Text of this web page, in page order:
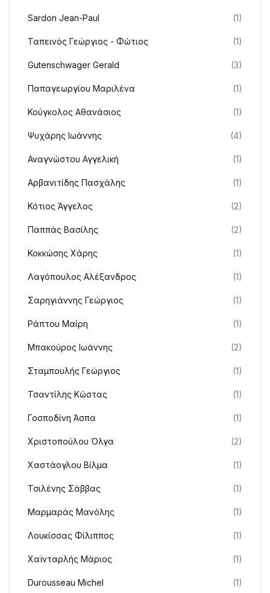
Sardon Jean-Paul (1)
Ταπεινός Γεώργιος - Φώτιος (1)
Gutenschwager Gerald (3)
Παπαγεωργίου Μαριλένα (1)
Κούγκολος Αθανάσιος (1)
Ψυχάρης Ιωάννης (4)
Αναγνώστου Αγγελική (1)
Αρβανιτίδης Πασχάλης (1)
Κότιος Άγγελος (2)
Παππάς Βασίλης (2)
Κοκκώσης Χάρης (1)
Λαγόπουλος Αλέξανδρος (1)
Σαρηγιάννης Γεώργιος (1)
Ράπτου Μαίρη (1)
Μπακούρος Ιωάννης (2)
Σταμπουλής Γεώργιος (1)
Τσαντίλης Κώστας (1)
Γοσποδίνη Άσπα (1)
Χριστοπούλου Όλγα (2)
Χαστάογλου Βίλμα (1)
Τσιλένης Σάββας (1)
Μαρμαράς Μανόλης (1)
Λουκίσσας Φίλιππος (1)
Χαϊνταρλής Μάριος (1)
Durousseau Michel (1)